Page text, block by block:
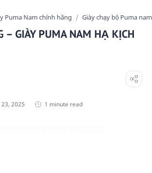
Puma Nam chính hãng Giày chạy bộ Puma nam
– GIÀY PUMA NAM HẠ KỊCH
1 minute read